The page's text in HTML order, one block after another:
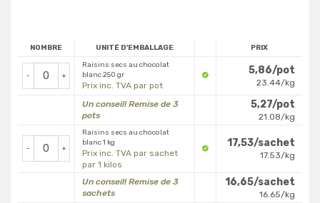
NOMBRE UNITÉ D'EMBALLAGE PRIX
- +
Raisins secs au chocolat
blanc 250 gr
Prix inc. TVA par pot
5,86/pot
23.44/kg
Un conseil! Remise de 3
pots
5,27/pot
21.08/kg
- +
Raisins secs au chocolat
blanc 1 kg
Prix inc. TVA par sachet
par 1 kilos
17,53/sachet
17.53/kg
Un conseil! Remise de 3
sachets
16,65/sachet
16.65/kg